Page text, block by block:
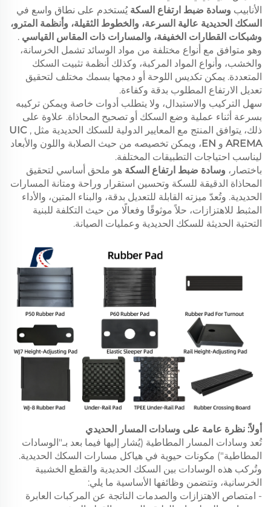
الأنابيب وسادة ضبط ارتفاع السكةيُستخدم على نطاق واسع في
السكك الحديدية عالية السرعة، والخطوط الثقيلة، وأنظمة المترو،
وشبكات القطارات الخفيفة، والمسارات ذات المقاس القياسي .
وهو متوافق مع أنواع مختلفة من مواد الوسائد تشمل الخرسانة،
والخشب، وأنواع المواد المركبة، وكذلك أنظمة تثبيت السكك
المتعددة. يمكن تكديس اللوحة أو دمجها بسمك مختلف لتحقيق
تعديل الارتفاع المطلوب بدقة وكفاءة.
سهل التركيب والاستبدال، ولا يتطلب أدوات خاصة ويمكن تركيبه
بسرعة أثناء عملية وضع السكك أو تصحيح المحاذاة. علاوة على
ذلك، يتوافق المنتج مع المعايير الدولية للسكك الحديدية مثل
UIC ,
AREMA و EN، ويمكن تخصيصه من حيث الصلابة واللون والأبعاد
ليناسب احتياجات التطبيقات المختلفة.
باختصار، وسادة ضبط ارتفاع السكة هو ملحق أساسي لتحقيق
المحاذاة الدقيقة للسكة وتحسين استقرار وراحة ومتانة المسارات
الحديدية. وتُعدّ ميزته القابلة للتعديل بدقة، والبناء المتين، والأداء
المثبط للاهتزازات، حلاً موثوقًا وفعالًا من حيث التكلفة للبنية
التحتية الحديثة للسكك الحديدية وعمليات الصيانة.
أولاً: نظرة عامة على وسادات المسار الحديدي
تُعد وسادات المسار المطاطية (يُشار إليها فيما بعد بـ"الوسادات
المطاطية") مكونات حيوية في هياكل مسارات السكك الحديدية.
وتُركب هذه الوسادات بين السكك الحديدية والقطع الخشبية
الخرسانية، وتتضمن وظائفها الأساسية ما يلي:
- امتصاص الاهتزازات والصدمات الناتجة عن المركبات العابرة